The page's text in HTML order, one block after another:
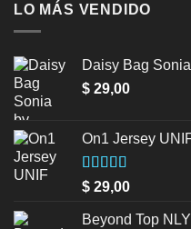
LO MÁS VENDIDO
Daisy Bag
$ 29,00
On1 Jersey
Valorado en
5.00
de 5
$ 29,00
Beyond Top